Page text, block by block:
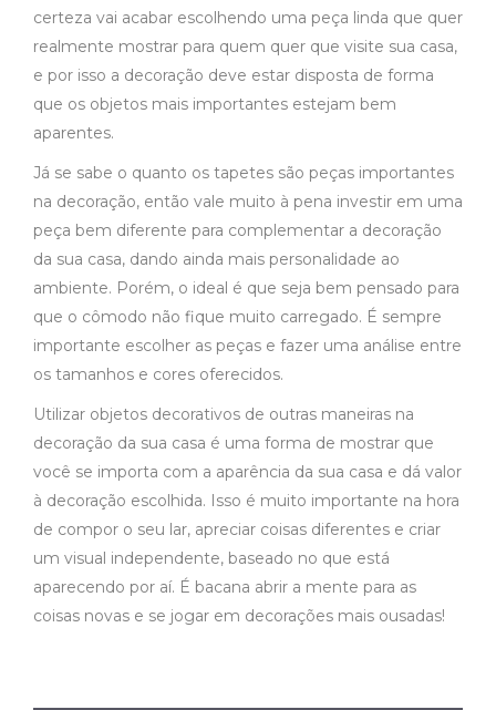
certeza vai acabar escolhendo uma peça linda que quer
realmente mostrar para quem quer que visite sua casa,
e por isso a decoração deve estar disposta de forma
que os objetos mais importantes estejam bem
aparentes.
Já se sabe o quanto os tapetes são peças importantes
na decoração, então vale muito à pena investir em uma
peça bem diferente para complementar a decoração
da sua casa, dando ainda mais personalidade ao
ambiente. Porém, o ideal é que seja bem pensado para
que o cômodo não fique muito carregado. É sempre
importante escolher as peças e fazer uma análise entre
os tamanhos e cores oferecidos.
Utilizar objetos decorativos de outras maneiras na
decoração da sua casa é uma forma de mostrar que
você se importa com a aparência da sua casa e dá valor
à decoração escolhida. Isso é muito importante na hora
de compor o seu lar, apreciar coisas diferentes e criar
um visual independente, baseado no que está
aparecendo por aí. É bacana abrir a mente para as
coisas novas e se jogar em decorações mais ousadas!